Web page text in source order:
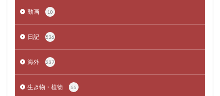
動画 10
日記 536
海外 237
生き物・植物 66